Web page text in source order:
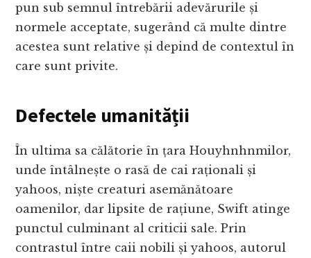
pun sub semnul întrebării adevărurile și
normele acceptate, sugerând că multe dintre
acestea sunt relative și depind de contextul în
care sunt privite.
Defectele umanității
În ultima sa călătorie în țara Houyhnhnmilor,
unde întâlnește o rasă de cai raționali și
yahoos, niște creaturi asemănătoare
oamenilor, dar lipsite de rațiune, Swift atinge
punctul culminant al criticii sale. Prin
contrastul între caii nobili și yahoos, autorul